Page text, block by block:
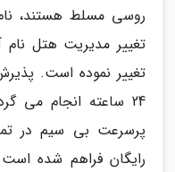
روسی مسلط هستند، نام
تغییر مدیریت هتل نام
تغییر نموده است.
24 ساعته انجام می
پرسرعت بی سیم در
رایگان فراهم شده